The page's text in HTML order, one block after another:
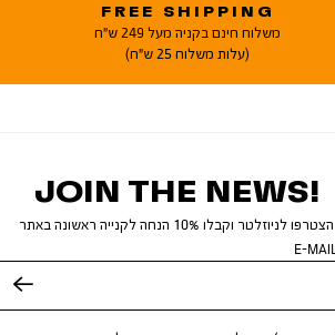
FREE SHIPPING
משלוח חינם בקניה מעל 249 ש"ח
(עלות משלוח 25 ש"ח)
JOIN THE NEWS!
הצטרפו לניוזלטר וקבלו 10% הנחה לקנייה ראשונה באתר
E-MAIL